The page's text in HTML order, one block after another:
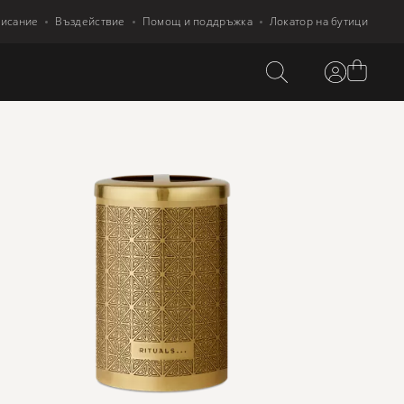
Въздействие Помощ и поддръжка Локатор на бутици